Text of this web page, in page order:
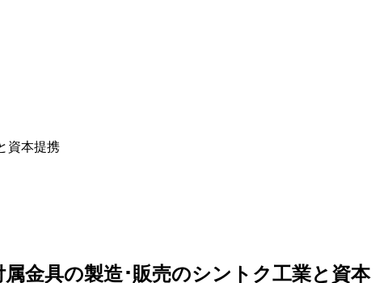
資本提携
金具の製造･販売のシントク工業と資本